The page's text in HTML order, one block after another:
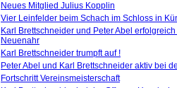
Neues Mitglied Julius Kopplin
Vier Leinfelder beim Schach im Schloss in
Karl Brettschneider und Peter Abel
Neuenahr
Karl Brettschneider trumpft auf !
Peter Abel und Karl Brettschneider aktiv bei
Fortschritt Vereinsmeisterschaft